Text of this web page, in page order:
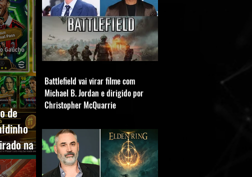
de
na
Battlefield vai virar filme com
Michael B. Jordan e dirigido por
Christopher McQuarrie